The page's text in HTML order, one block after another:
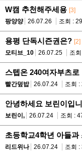
W캠 추천해주세용 [3]
팡양양
26.07.26 조회 :
용평 단독시즌권은? [2]
모티브_10
26.07.25 조
스텝온 240여자부츠
빨간덮밥
26.07.24 조회 :
안녕하세요 보린이입
보린이,
26.07.24 조회 :
초등학교4학년 아들
리드위나
26.07.24 조회 :